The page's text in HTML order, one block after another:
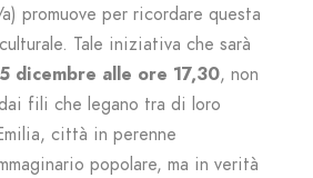
promuove per ricordare questa
Tale iniziativa che sarà
dicembre alle ore 17,30, non
fili che legano tra di loro
città in perenne
popolare, ma in verità